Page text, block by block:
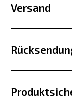
Versand